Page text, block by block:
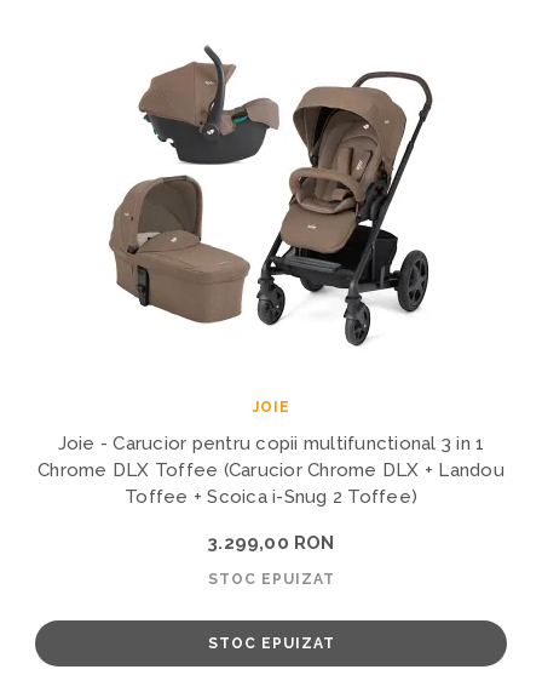
JOIE
Joie - Carucior pentru copii multifunctional 3 in 1
Chrome DLX Toffee (Carucior Chrome DLX + Landou
Toffee + Scoica i-Snug 2 Toffee)
3.299,00 RON
STOC EPUIZAT
STOC EPUIZAT